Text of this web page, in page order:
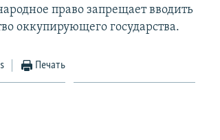
право запрещает вводить
оккупирующего государства.
Печать